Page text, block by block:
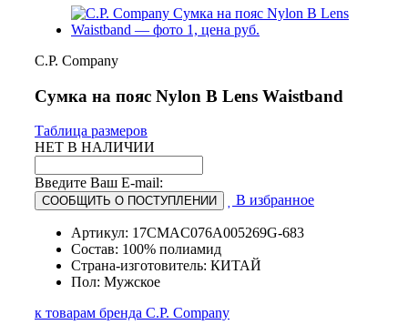
C.P. Company
Сумка на пояс Nylon B Lens Waistband
Таблица размеров
НЕТ В НАЛИЧИИ
Введите Ваш E-mail:
СООБЩИТЬ О ПОСТУПЛЕНИИ В избранное
Артикул: 17CMAC076A005269G-683
Состав: 100% полиамид
Страна-изготовитель: КИТАЙ
Пол: Мужское
к товарам бренда C.P. Company